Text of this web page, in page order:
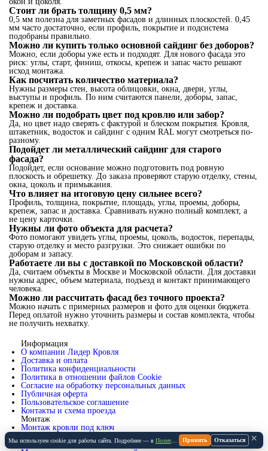
Стоит ли брать толщину 0,5 мм?
0,5 мм полезна для заметных фасадов и длинных плоскостей. 0,45
мм часто достаточно, если профиль, покрытие и подсистема
подобраны правильно.
Можно ли купить только основной сайдинг без доборов?
Можно, если доборы уже есть и подходят. Для нового фасада это
риск: углы, старт, финиш, откосы, крепеж и запас часто решают
исход монтажа.
Как посчитать количество материала?
Нужны размеры стен, высота облицовки, окна, двери, углы,
выступы и профиль. По ним считаются панели, доборы, запас,
крепеж и доставка.
Можно ли подобрать цвет под кровлю или забор?
Да, но цвет надо сверять с фактурой и блеском покрытия. Кровля,
штакетник, водосток и сайдинг с одним RAL могут смотреться по-
разному.
Подойдет ли металлический сайдинг для старого
фасада?
Подойдет, если основание можно подготовить под ровную
плоскость и обрешетку. До заказа проверяют старую отделку, стены,
окна, цоколь и примыкания.
Что влияет на итоговую цену сильнее всего?
Профиль, толщина, покрытие, площадь, углы, проемы, доборы,
крепеж, запас и доставка. Сравнивать нужно полный комплект, а
не цену карточки.
Нужны ли фото объекта для расчета?
Фото помогают увидеть углы, проемы, цоколь, водосток, перепады,
старую отделку и место разгрузки. Это снижает ошибки по
доборам и запасу.
Работаете ли вы с доставкой по Московской области?
Да, считаем объекты в Москве и Московской области. Для доставки
нужны адрес, объем материала, подъезд и контакт принимающего
человека.
Можно ли рассчитать фасад без точного проекта?
Можно начать с примерных размеров и фото для оценки бюджета.
Перед оплатой нужно уточнить размеры и состав комплекта, чтобы
не получить нехватку.
Информация
О компании Лидер Кровля
Доставка и оплата
Политика конфиденциальности
Политика в отношении файлов Cookie
Согласие на обработку персональных данных
Публичная оферта
Пользовательское соглашение
Контакты и схема проезда
Монтаж
Монтаж кровли под ключ
Монтаж фасада под ключ
Монтаж заборов
×
Мы используем cookie для работы сайта. Подробнее — в Политике Cookie .
Принять Отказаться